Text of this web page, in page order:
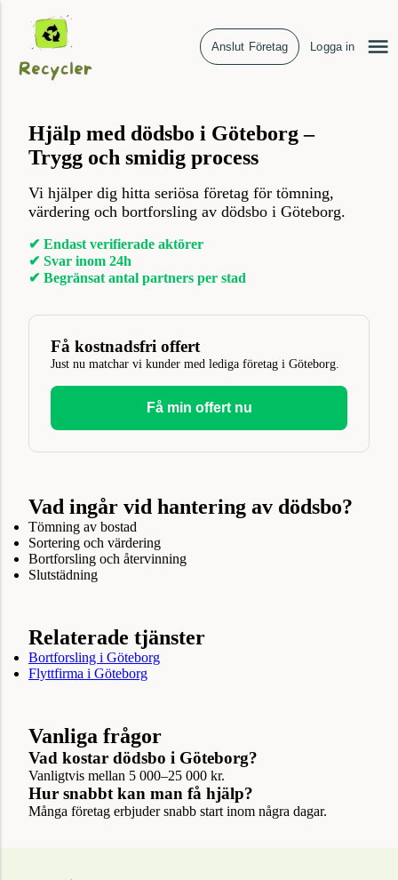
Anslut Företag Logga in
Hjälp med dödsbo i Göteborg –
Trygg och smidig process
Vi hjälper dig hitta seriösa företag för tömning,
värdering och bortforsling av dödsbo i Göteborg.
✔ Endast verifierade aktörer
✔ Svar inom 24h
✔ Begränsat antal partners per stad
Få kostnadsfri offert
Just nu matchar vi kunder med lediga företag i Göteborg.
Få min offert nu
Vad ingår vid hantering av dödsbo?
Tömning av bostad
Sortering och värdering
Bortforsling och återvinning
Slutstädning
Relaterade tjänster
Bortforsling i Göteborg
Flyttfirma i Göteborg
Vanliga frågor
Vad kostar dödsbo i Göteborg?
Vanligtvis mellan 5 000–25 000 kr.
Hur snabbt kan man få hjälp?
Många företag erbjuder snabb start inom några dagar.